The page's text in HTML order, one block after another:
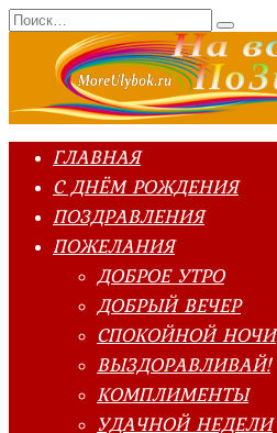
Перейти
к
содержанию
Search
for:
ГЛАВНАЯ
С ДНЁМ РОЖДЕНИЯ
ПОЗДРАВЛЕНИЯ
ПОЖЕЛАНИЯ
ДОБРОЕ УТРО
ДОБРЫЙ ВЕЧЕР
СПОКОЙНОЙ НОЧИ
ВЫЗДОРАВЛИВАЙ!
КОМПЛИМЕНТЫ
УДАЧНОЙ НЕДЕЛИ